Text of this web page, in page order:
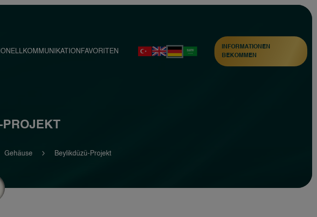
KOMMUNIKATION FAVORITEN
INFORMATIONEN
BEKOMMEN
Gehäuse Beylikdüzü-Projekt